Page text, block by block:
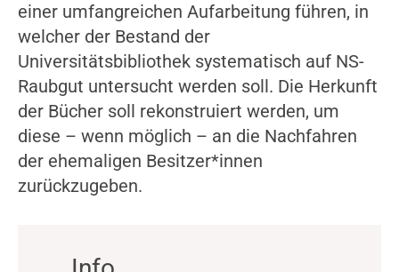
einer umfangreichen Aufarbeitung führen, in
welcher der Bestand der
Universitätsbibliothek systematisch auf NS-
Raubgut untersucht werden soll. Die Herkunft
der Bücher soll rekonstruiert werden, um
diese – wenn möglich – an die Nachfahren
der ehemaligen Besitzer*innen
zurückzugeben.